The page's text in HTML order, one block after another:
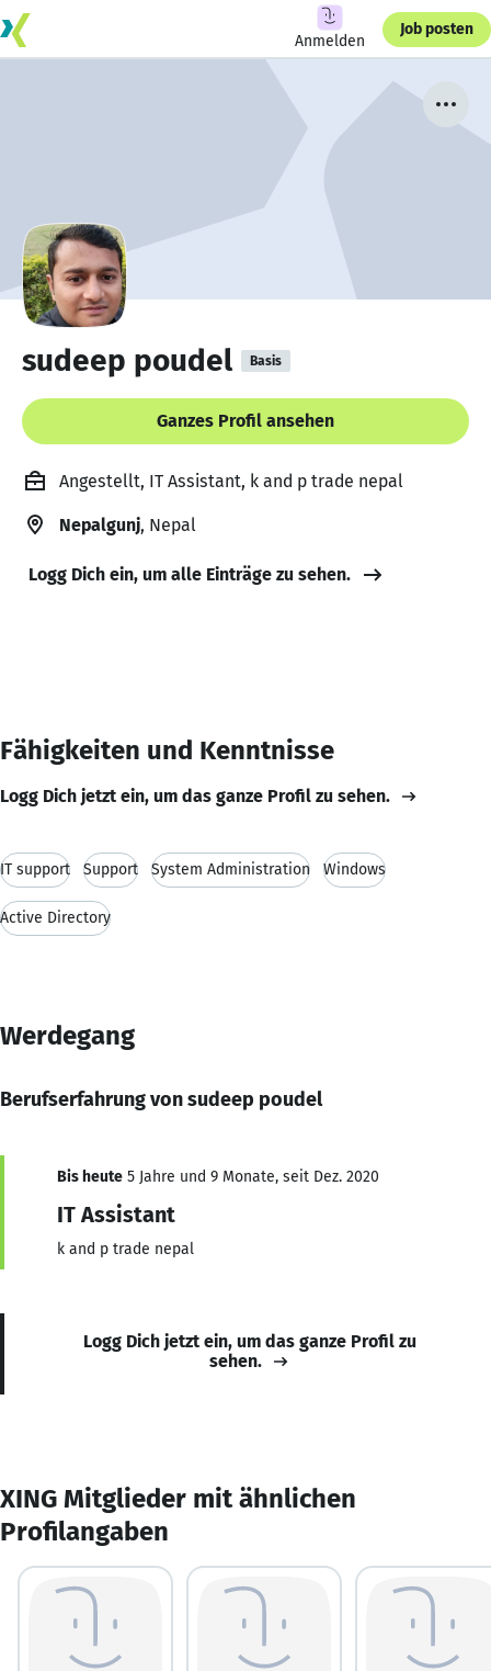
Anmelden
Job posten
sudeep poudel Basis
Ganzes Profil ansehen
Angestellt, IT Assistant, k and p trade nepal
Nepalgunj, Nepal
Logg Dich ein, um alle Einträge zu sehen.
Fähigkeiten und Kenntnisse
Logg Dich jetzt ein, um das ganze Profil zu sehen.
IT support Support System Administration Windows
Active Directory
Werdegang
Berufserfahrung von sudeep poudel
Bis heute 5 Jahre und 9 Monate, seit Dez. 2020
IT Assistant
k and p trade nepal
Logg Dich jetzt ein, um das ganze Profil zu
sehen.
XING Mitglieder mit ähnlichen
Profilangaben